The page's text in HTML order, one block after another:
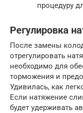
процедуру
Регулировка
После замены
отрегулировать
необходимо для
торможения и
Удивилась, как
Если натяжение
будет удерживать